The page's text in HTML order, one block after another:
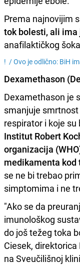
Prema najnovijim
tok bolesti, ali ima
anafilaktičkog
! /Ovo je odlično: BiH
Dexamethason
Dexamethason je
smanjuje
respirator i koje
Institut Robert
organizacija
medikamenta
se ne bi trebao
simptomima i ne
"Ako se da
imunološkog
do još težeg toka
Ciesek,
na Sveučilišnoj